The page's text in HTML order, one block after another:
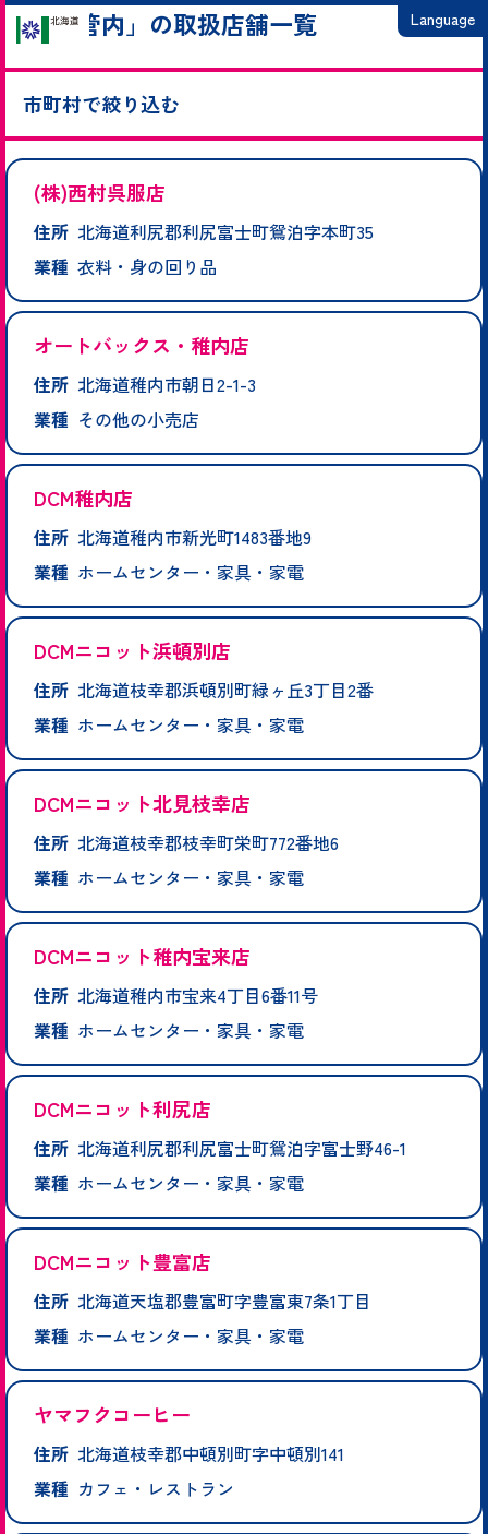
Language
繁體中文
「宗谷管内」の取扱店舗一覧
市町村で絞り込む
枝幸町猿払村豊富町中頓別町浜頓別町幌延町利尻町
利尻富士町礼文町稚内市
(株)西村呉服店
住所 北海道利尻郡利尻富士町鴛泊字本町35
業種 衣料・身の回り品
オートバックス・稚内店
住所 北海道稚内市朝日2-1-3
業種 その他の小売店
DCM稚内店
住所 北海道稚内市新光町1483番地9
業種 ホームセンター・家具・家電
DCMニコット浜頓別店
住所 北海道枝幸郡浜頓別町緑ヶ丘3丁目2番
業種 ホームセンター・家具・家電
DCMニコット北見枝幸店
住所 北海道枝幸郡枝幸町栄町772番地6
業種 ホームセンター・家具・家電
DCMニコット稚内宝来店
住所 北海道稚内市宝来4丁目6番11号
業種 ホームセンター・家具・家電
DCMニコット利尻店
住所 北海道利尻郡利尻富士町鴛泊字富士野46-1
業種 ホームセンター・家具・家電
DCMニコット豊富店
住所 北海道天塩郡豊富町字豊富東7条1丁目
業種 ホームセンター・家具・家電
ヤマフクコーヒー
住所 北海道枝幸郡中頓別町字中頓別141
業種 カフェ・レストラン